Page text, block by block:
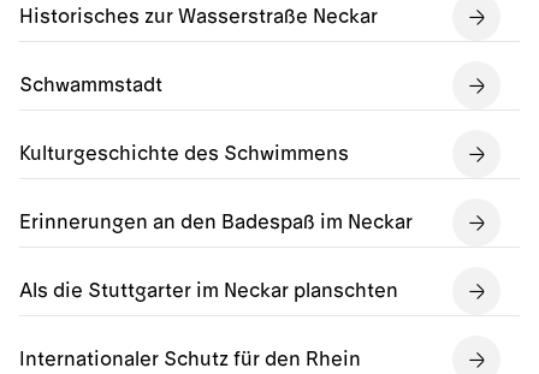
Historisches zur Wasserstraße Neckar
Schwammstadt
Kulturgeschichte des Schwimmens
Erinnerungen an den Badespaß im Neckar
Als die Stuttgarter im Neckar planschten
Internationaler Schutz für den Rhein